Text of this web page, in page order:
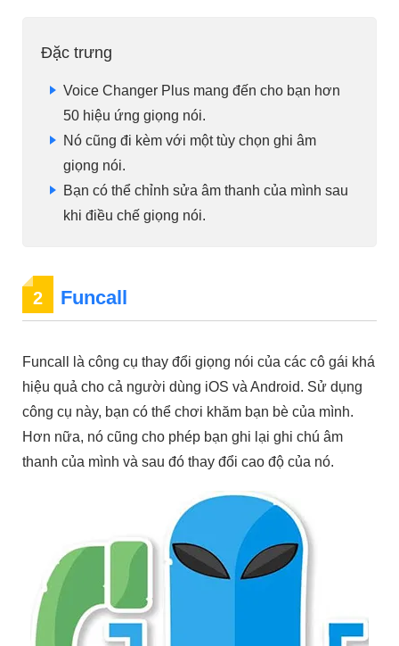
Đặc trưng
Voice Changer Plus mang đến cho bạn hơn
50 hiệu ứng giọng nói.
Nó cũng đi kèm với một tùy chọn ghi âm
giọng nói.
Bạn có thể chỉnh sửa âm thanh của mình sau
khi điều chế giọng nói.
2 Funcall
Funcall là công cụ thay đổi giọng nói của các cô gái khá
hiệu quả cho cả người dùng iOS và Android. Sử dụng
công cụ này, bạn có thể chơi khăm bạn bè của mình.
Hơn nữa, nó cũng cho phép bạn ghi lại ghi chú âm
thanh của mình và sau đó thay đổi cao độ của nó.